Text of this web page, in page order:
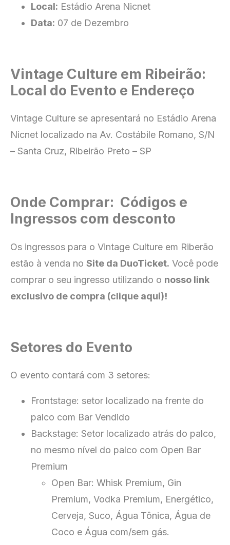
Local: Estádio Arena Nicnet
Data: 07 de Dezembro
Vintage Culture em Ribeirão:
Local do Evento e Endereço
Vintage Culture se apresentará no Estádio Arena
Nicnet localizado na Av. Costábile Romano, S/N
– Santa Cruz, Ribeirão Preto – SP
Onde Comprar: Códigos e
Ingressos com desconto
Os ingressos para o Vintage Culture em Riberão
estão à venda no Site da DuoTicket. Você pode
comprar o seu ingresso utilizando o nosso link
exclusivo de compra (clique aqui)!
Setores do Evento
O evento contará com 3 setores:
Frontstage: setor localizado na frente do
palco com Bar Vendido
Backstage: Setor localizado atrás do palco,
no mesmo nível do palco com Open Bar
Premium
Open Bar: Whisk Premium, Gin
Premium, Vodka Premium, Energético,
Cerveja, Suco, Água Tônica, Água de
Coco e Água com/sem gás.